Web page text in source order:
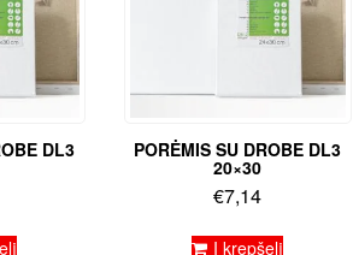
DL3 PORĖMIS SU DROBE DL3
20×30
€7,14
Į krepšelį